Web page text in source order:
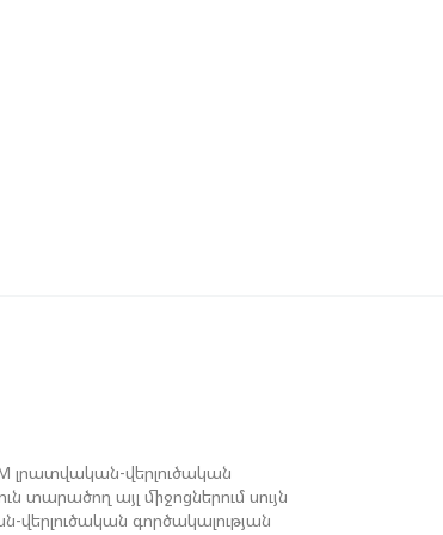
լրատվական-վերլուծական
այլ միջոցներում սույն
գործակալության